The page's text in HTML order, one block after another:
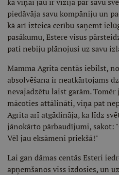
piedāvāja savu kompāniju un
kā arī izteica cerību saņemt
pasākumu, Estere visus
pati nebiju plānojusi uz savu
Mamma Agrita centās iebilst,
absolvēšana ir neatkārtojams
nevajadzētu laist garām.
mācoties attālināti, viņa pat
Agrita arī atgādināja, ka līdz
jānokārto pārbaudījumi, sakot:
Vēl jau eksāmeni priekšā!"
Lai gan dāmas centās Esteri
apņemšanos viss izdosies, un